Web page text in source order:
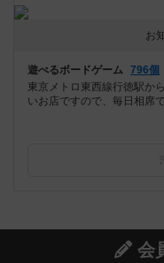
お
遊べるボードゲーム 796個
東京メトロ東西線行徳駅か
いお店ですので、毎日相席
会